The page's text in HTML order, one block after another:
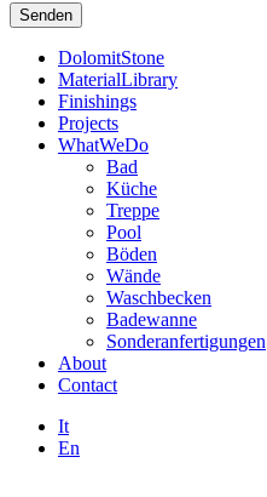
DolomitStone
MaterialLibrary
Finishings
Projects
WhatWeDo
Bad
Küche
Treppe
Pool
Böden
Wände
Waschbecken
Badewanne
Sonderanfertigungen
About
Contact
It
En